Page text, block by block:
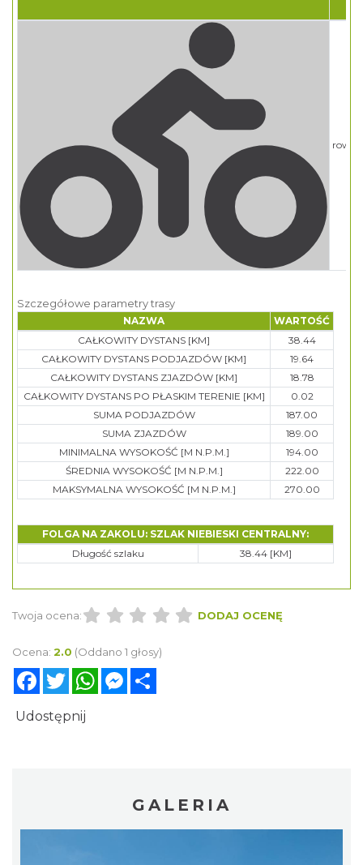
Szczegółowe parametry trasy
NAZWA
WARTOŚĆ
CAŁKOWITY DYSTANS [KM]
38.44
CAŁKOWITY DYSTANS PODJAZDÓW [KM]
19.64
CAŁKOWITY DYSTANS ZJAZDÓW [KM]
18.78
CAŁKOWITY DYSTANS PO PŁASKIM TERENIE [KM]
0.02
SUMA PODJAZDÓW
187.00
SUMA ZJAZDÓW
189.00
MINIMALNA WYSOKOŚĆ [M N.P.M.]
194.00
ŚREDNIA WYSOKOŚĆ [M N.P.M.]
222.00
MAKSYMALNA WYSOKOŚĆ [M N.P.M.]
270.00
FOLGA NA ZAKOLU: SZLAK NIEBIESKI CENTRALNY:
Długość szlaku
38.44 [KM]
Twoja ocena: DODAJ OCENĘ
Ocena: 2.0 (Oddano 1 głosy)
FacebookTwitterWhatsAppMessenger
Udostępnij
GALERIA